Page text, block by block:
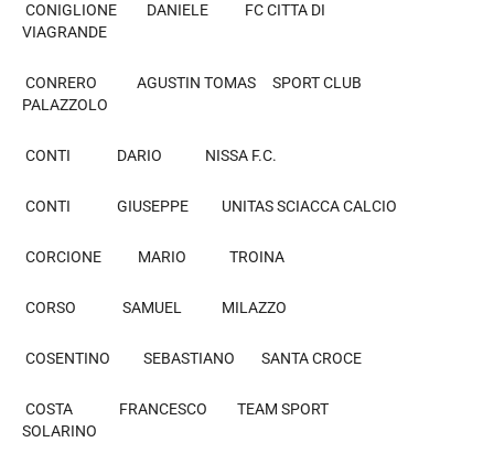
CONIGLIONE DANIELE FC CITTA DI
VIAGRANDE
CONRERO AGUSTIN TOMAS SPORT CLUB
PALAZZOLO
CONTI DARIO NISSA F.C.
CONTI GIUSEPPE UNITAS SCIACCA CALCIO
CORCIONE MARIO TROINA
CORSO SAMUEL MILAZZO
COSENTINO SEBASTIANO SANTA CROCE
COSTA FRANCESCO TEAM SPORT
SOLARINO